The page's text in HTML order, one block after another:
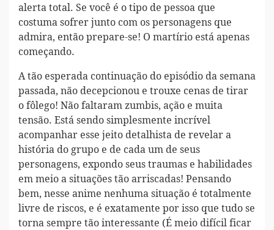
alerta total. Se você é o tipo de pessoa que
costuma sofrer junto com os personagens que
admira, então prepare-se! O martírio está apenas
começando.
A tão esperada continuação do episódio da semana
passada, não decepcionou e trouxe cenas de tirar
o fôlego! Não faltaram zumbis, ação e muita
tensão. Está sendo simplesmente incrível
acompanhar esse jeito detalhista de revelar a
história do grupo e de cada um de seus
personagens, expondo seus traumas e habilidades
em meio a situações tão arriscadas! Pensando
bem, nesse anime nenhuma situação é totalmente
livre de riscos, e é exatamente por isso que tudo se
torna sempre tão interessante (É meio difícil ficar